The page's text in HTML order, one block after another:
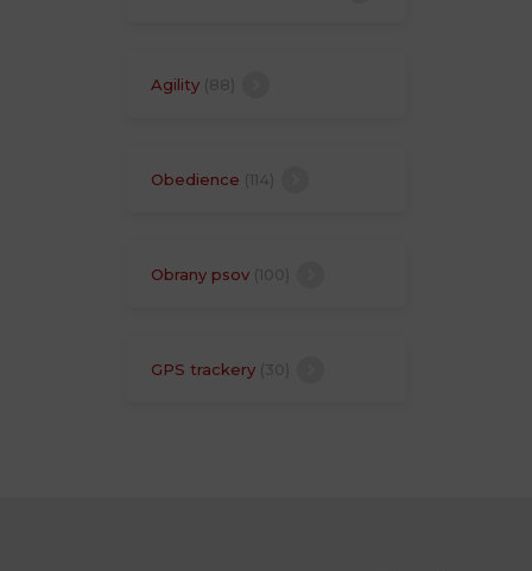
Agility
Obedience
Obrany psov
GPS trackery